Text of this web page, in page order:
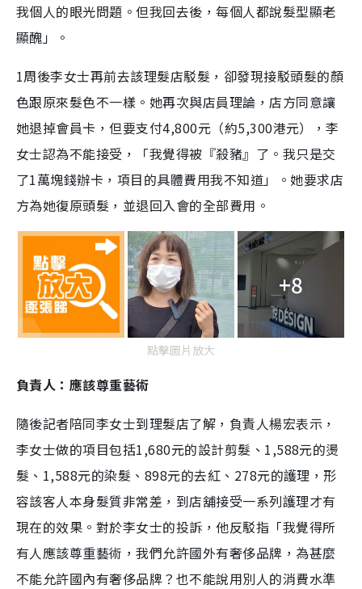
i
m
e
我個人的眼光問題。但我回去後，每個人都說髮型顯老
顯醜」。
1周後李女士再前去該理髮店駁髮，卻發現接駁頭髮的顏
色跟原來髮色不一樣。她再次與店員理論，店方同意讓
她退掉會員卡，但要支付4,800元（約5,300港元），李
女士認為不能接受，「我覺得被『殺豬』了。我只是交
了1萬塊錢辦卡，項目的具體費用我不知道」。她要求店
方為她復原頭髮，並退回入會的全部費用。
+8
點擊圖片放大
負責人：應該尊重藝術
隨後記者陪同李女士到理髮店了解，負責人楊宏表示，
李女士做的項目包括1,680元的設計剪髮、1,588元的燙
髮、1,588元的染髮、898元的去紅、278元的護理，形
容該客人本身髮質非常差，到店舖接受一系列護理才有
現在的效果。對於李女士的投訴，他反駁指「我覺得所
有人應該尊重藝術，我們允許國外有奢侈品牌，為甚麼
不能允許國內有奢侈品牌？也不能說用別人的消費水準